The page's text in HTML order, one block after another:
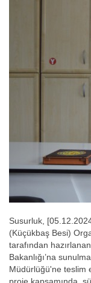
Susurluk,
(Küçükbaş Besi)
tarafından
Bakanlığı’na
Müdürlüğü'ne teslim
proje kapsamında,